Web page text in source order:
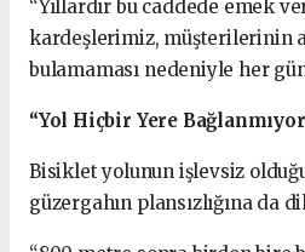
“Yıllardır bu caddede emek
kardeşlerimiz, müşterilerinin
bulamaması nedeniyle her
“Yol Hiçbir Yere
Bisiklet yolunun işlevsiz
güzergahın plansızlığına da